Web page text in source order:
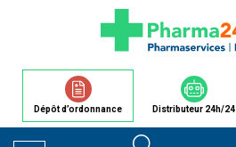
Dépôt d’ordonnance Distributeur 24h/24